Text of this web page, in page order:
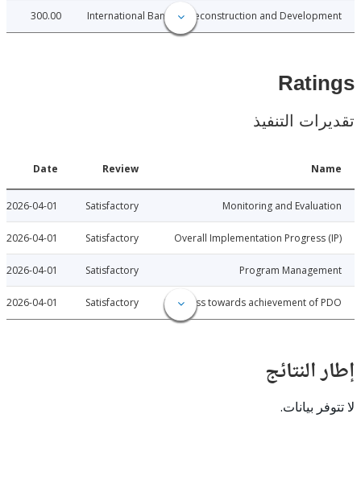
International Bank for Reconstruction and
300.00
التنفيذ
Monitoring and
Satisfactory
2026-04-01
Overall Implementation
Satisfactory
2026-04-01
Program
Satisfactory
2026-04-01
Progress towards achievement of
Satisfactory
2026-04-01
بيانات.